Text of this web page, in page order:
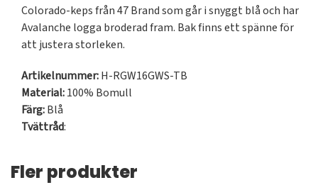
Colorado-keps från 47 Brand som går i snyggt blå och har
Avalanche logga broderad fram. Bak finns ett spänne för
att justera storleken.
Artikelnummer:H-RGW16GWS-TB
Material:100% Bomull
Färg:Blå
Tvättråd:
Fler produkter